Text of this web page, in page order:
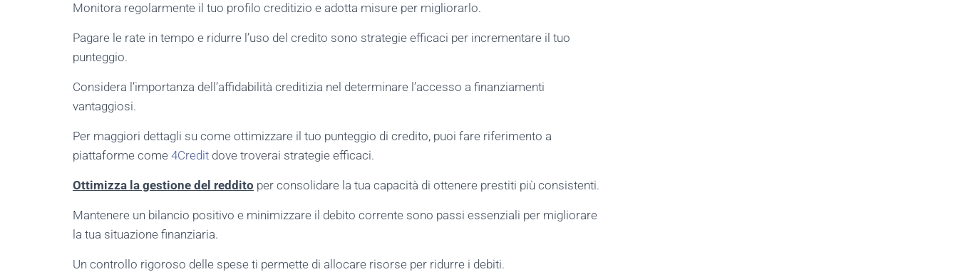
Monitora regolarmente il tuo profilo creditizio e adotta misure per migliorarlo.
Pagare le rate in tempo e ridurre l’uso del credito sono strategie efficaci per incrementare il tuo
punteggio.
Considera l’importanza dell’affidabilità creditizia nel determinare l’accesso a finanziamenti
vantaggiosi.
Per maggiori dettagli su come ottimizzare il tuo punteggio di credito, puoi fare riferimento a
piattaforme come 4Credit dove troverai strategie efficaci.
Ottimizza la gestione del reddito per consolidare la tua capacità di ottenere prestiti più consistenti.
Mantenere un bilancio positivo e minimizzare il debito corrente sono passi essenziali per migliorare
la tua situazione finanziaria.
Un controllo rigoroso delle spese ti permette di allocare risorse per ridurre i debiti.